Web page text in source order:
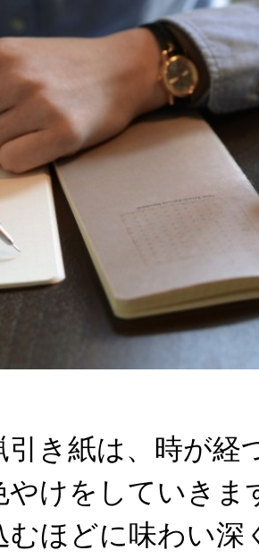
引き紙は、時が経
やけをしていきま
むほどに味わい深